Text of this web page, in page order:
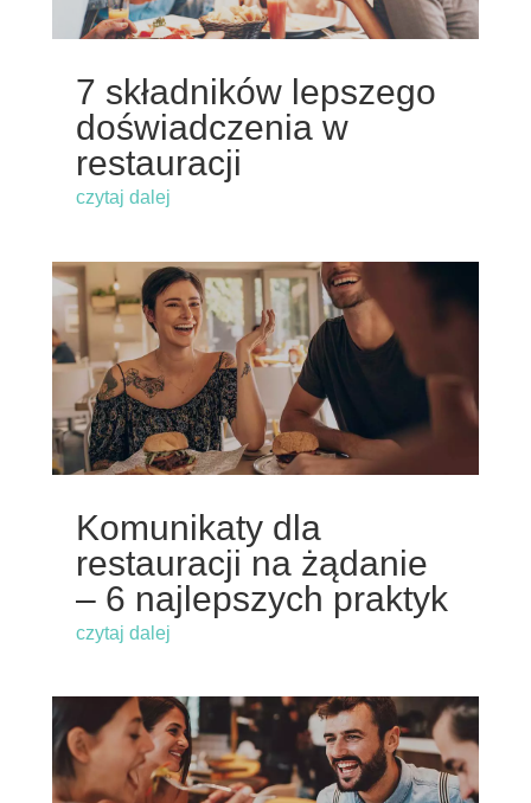
7 składników lepszego
doświadczenia w
restauracji
czytaj dalej
Komunikaty dla
restauracji na żądanie
– 6 najlepszych praktyk
czytaj dalej